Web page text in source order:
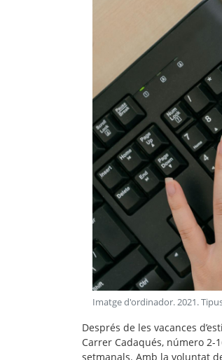
Imatge d'ordinador.2021.
Després de les vacances
Carrer Cadaqués, número 2-
setmanals. Amb la voluntat